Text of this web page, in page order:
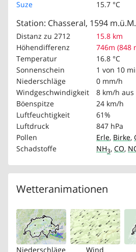
Suze 15.7 °C
Station: Chasseral, 1594 m.ü.M.
Distanz zu 2712
15.8 km
Höhendifferenz
746m (848
Temperatur
16.8 °C
Sonnenschein
1 von 10
Niederschläge
0 mm/h
Windgeschwindigkeit
8 km/h aus
Böenspitze
24 km/h
Luftfeuchtigkeit
61%
Luftdruck
847 hPa
Pollen
Erle, Birke,
Schadstoffe
NH3, CO,
Wetteranimationen
Niederschläge Wind